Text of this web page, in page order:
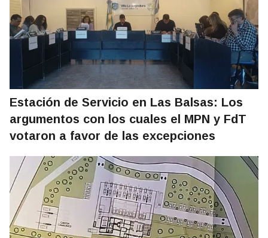
Estación de Servicio en Las Balsas: Los
argumentos con los cuales el MPN y FdT
votaron a favor de las excepciones